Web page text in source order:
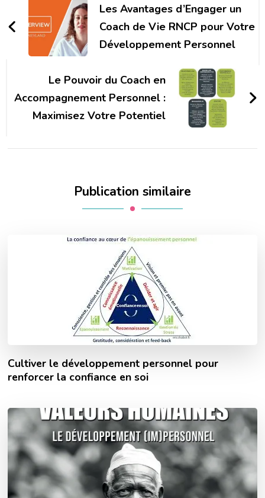
d'article
Les Avantages d’Engager un
Coach de Vie RNCP pour Votre
Développement Personnel
Le Pouvoir du Coach en
Accompagnement Personnel :
Maximisez Votre Potentiel
Publication similaire
Cultiver le développement personnel pour
renforcer la confiance en soi